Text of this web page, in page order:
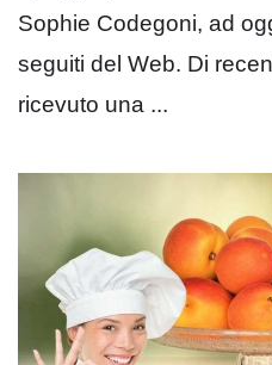
Sophie Codegoni, ad
seguiti del Web. Di
ricevuto una ...